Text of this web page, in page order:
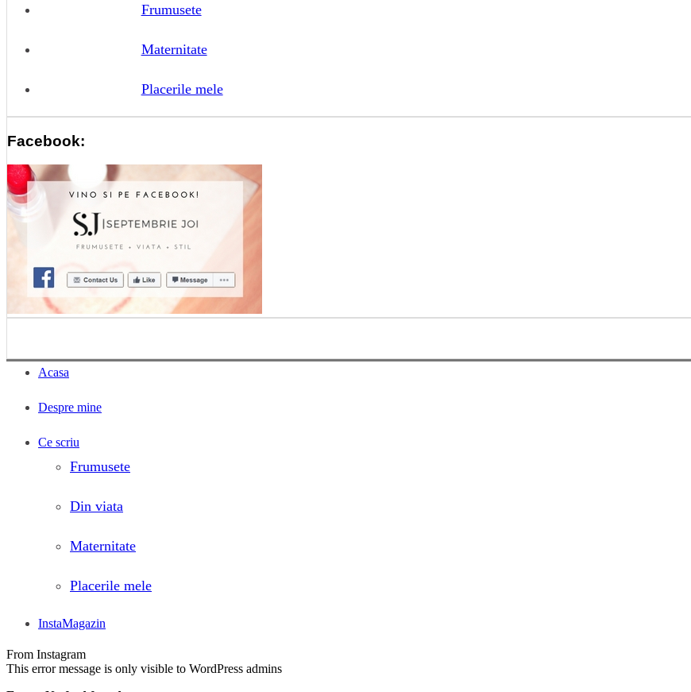
Frumusete
Maternitate
Placerile mele
Facebook:
Acasa
Despre mine
Ce scriu
Frumusete
Din viata
Maternitate
Placerile mele
InstaMagazin
From Instagram
This error message is only visible to WordPress admins